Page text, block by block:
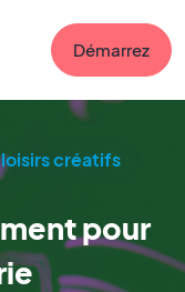
Démarrez
créatifs
pour